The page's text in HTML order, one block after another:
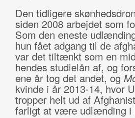
Den tidligere
siden 2008 arbejdet som
Som den eneste
hun fået adgang til de
var det tiltænkt som en
hendes studielån af, og
ene år tog det andet, og
kvinde i år 2013-14, hvor
tropper helt ud af
farligt at være udlænding i